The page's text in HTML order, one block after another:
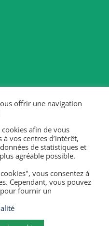
et jours fériés
jours fériés 2025-2026 :
25/05/26.
offrir une navigation
afin de vous
vos centres d’intérêt,
de statistiques et
agréable possible.
vous consentez à
Cependant, vous pouvez
fournir un